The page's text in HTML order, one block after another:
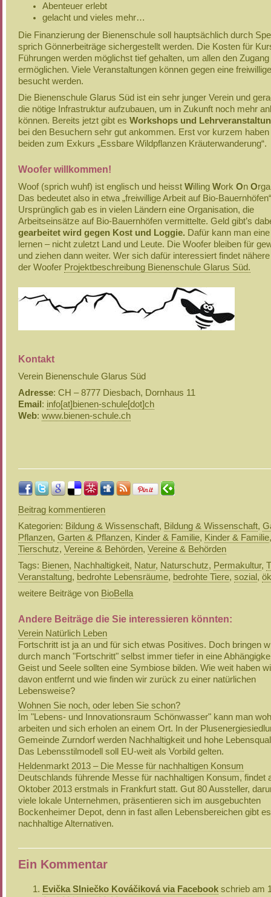
Abenteuer erlebt
gelacht und vieles mehr…
Die Finanzierung der Bienenschule soll hauptsächlich durch
sprich Gönnerbeiträge sichergestellt werden. Die Kosten für
Führungen werden möglichst tief gehalten, um allen den
ermöglichen. Viele Veranstaltungen können gegen eine
besucht werden.
Die Bienenschule Glarus Süd ist ein sehr junger Verein und
die nötige Infrastruktur aufzubauen, um in Zukunft noch mehr
können. Bereits jetzt gibt es Workshops und
bei den Besuchern sehr gut ankommen. Erst vor kurzem haben
beiden zum Exkurs „Essbare Wildpflanzen Kräuterwanderung“.
Woofer willkommen!
Woof (sprich wuhf) ist englisch und heisst Willing Work On O
Das bedeutet also in etwa „freiwillige Arbeit auf Bio-
Ursprünglich gab es in vielen Ländern eine Organisation, die
Arbeitseinsätze auf Bio-Bauernhöfen vermittelte. Geld gibt’s
gearbeitet wird gegen Kost und Loggie. Dafür kann man
lernen – nicht zuletzt Land und Leute. Die Woofer bleiben für
und ziehen dann weiter. Wer sich dafür interessiert findet
der Woofer Projektbeschreibung Bienenschule Glarus Süd.
Kontakt
Verein Bienenschule Glarus Süd
Adresse: CH – 8777 Diesbach, Dornhaus 11
Email : info[at]bienen-schule[dot]ch
Web: www.bienen-schule.ch
Beitrag kommentieren
Kategorien: Bildung & Wissenschaft, Bildung & Wissenschaft,
Pflanzen, Garten & Pflanzen, Kinder & Familie, Kinder & Familie
Tierschutz, Vereine & Behörden, Vereine & Behörden
Tags: Bienen, Nachhaltigkeit, Natur, Naturschutz, Permakultur,
Veranstaltung, bedrohte Lebensräume, bedrohte Tiere, sozial ,
weitere Beiträge von BioBella
Andere Beiträge die Sie interessieren könnten:
Verein Natürlich Leben
Fortschritt ist ja an und für sich etwas Positives. Doch bringen
durch manch "Fortschritt" selbst immer tiefer in eine
Geist und Seele sollten eine Symbiose bilden. Wie weit haben
davon entfernt und wie finden wir zurück zu einer natürlichen
Lebensweise?
Wohnen Sie noch, oder leben Sie schon?
Im "Lebens- und Innovationsraum Schönwasser" kann man
arbeiten und sich erholen an einem Ort. In der
Gemeinde Zurndorf werden Nachhaltigkeit und hohe
Das Lebensstilmodell soll EU-weit als Vorbild gelten.
Heldenmarkt 2013 – Die Messe für nachhaltigen Konsum
Deutschlands führende Messe für nachhaltigen Konsum, findet
Oktober 2013 erstmals in Frankfurt statt. Gut 80 Aussteller,
viele lokale Unternehmen, präsentieren sich im ausgebuchten
Bockenheimer Depot, denn in fast allen Lebensbereichen gibt es
nachhaltige Alternativen.
Ein Kommentar
Evička Slniečko Kováčiková via Facebook schrieb am